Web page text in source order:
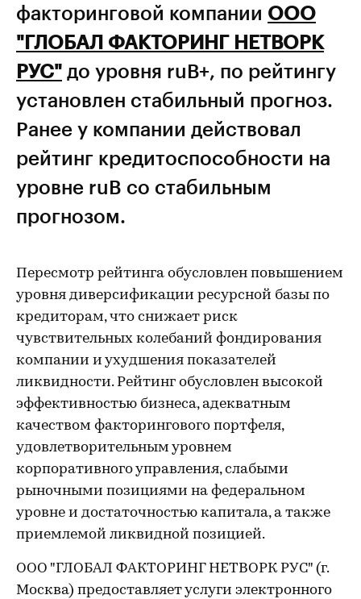
факторинговой компании ООО
"ГЛОБАЛ ФАКТОРИНГ НЕТВОРК
РУС" до уровня ruВ+, по рейтингу
установлен стабильный прогноз.
Ранее у компании действовал
рейтинг кредитоспособности на
уровне ruB со стабильным
прогнозом.
Пересмотр рейтинга обусловлен повышением
уровня диверсификации ресурсной базы по
кредиторам, что снижает риск
чувствительных колебаний фондирования
компании и ухудшения показателей
ликвидности. Рейтинг обусловлен высокой
эффективностью бизнеса, адекватным
качеством факторингового портфеля,
удовлетворительным уровнем
корпоративного управления, слабыми
рыночными позициями на федеральном
уровне и достаточностью капитала, а также
приемлемой ликвидной позицией.
ООО "ГЛОБАЛ ФАКТОРИНГ НЕТВОРК РУС" (г.
Москва) предоставляет услуги электронного